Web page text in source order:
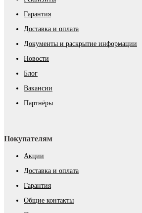
Гарантия
Доставка и оплата
Документы и раскрытие информации
Новости
Блог
Вакансии
Партнёры
Покупателям
Акции
Доставка и оплата
Гарантия
Общие контакты